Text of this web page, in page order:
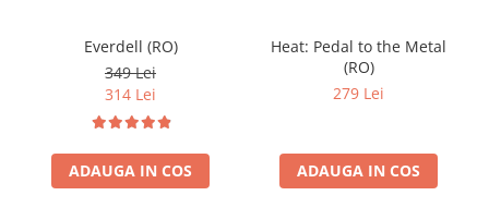
Everdell (RO)
349 Lei
314 Lei
ADAUGA IN COS
Heat: Pedal to the Metal
(RO)
279 Lei
ADAUGA IN COS